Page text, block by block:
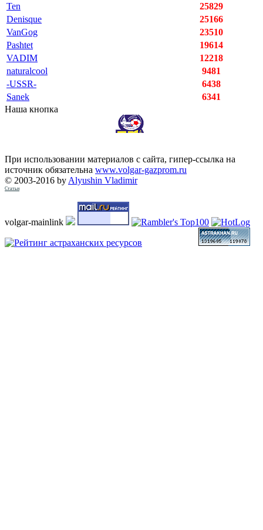
Ten
25829
Denisque
25166
VanGog
23510
Pashtet
19614
VADIM
12218
naturalcool
9481
-USSR-
6438
Sanek
6341
Наша кнопка
При использовании материалов с сайта, гипер-ссылка на
источник обязательна www.volgar-gazprom.ru
© 2003-2016 by Alyushin Vladimir
Статьи
volgar-mainlink